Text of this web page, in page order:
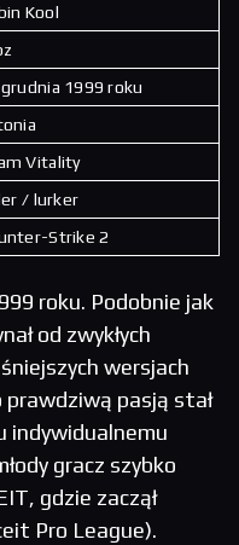
Kool
1999 roku
Vitality
/ lurker
Strike 2
roku. Podobnie jak
od zwykłych
wersjach
prawdziwą pasją stał
indywidualnemu
gracz szybko
gdzie zaczął
Pro League).